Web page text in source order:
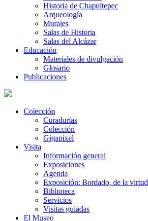
Historia de Chapultepec
Arqueología
Murales
Salas de Historia
Salas del Alcázar
Educación
Materiales de divulgación
Glosario
Publicaciones
Colección
Curadurías
Colección
Gigapixel
Visita
Información general
Exposiciones
Agenda
Exposición: Bordado, de la virtud
Biblioteca
Servicios
Visitas guiadas
El Museo